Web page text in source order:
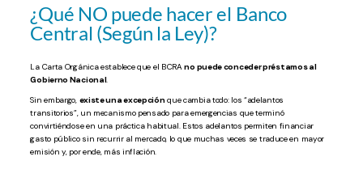
¿Qué NO puede hacer el Banco
Central (Según la Ley)?
La Carta Orgánica establece que el BCRAno puede conceder préstamos al
Gobierno Nacional.
Sin embargo, existe una excepciónque cambia todo: los “adelantos
transitorios”, un mecanismo pensado para emergencias que terminó
convirtiéndose en una práctica habitual. Estos adelantos permiten financiar
gasto público sin recurrir al mercado, lo que muchas veces se traduce en mayor
emisión y, por ende, más inflación.